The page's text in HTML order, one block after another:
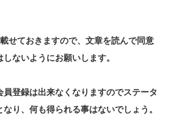
せておきますので、文章を読んで同意
ないようにお願いします。
登録は出来なくなりますのでステータ
り、何も得られる事はないでしょう。